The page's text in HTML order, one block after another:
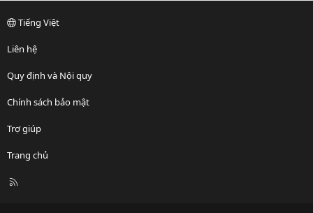
Tiếng Việt
Liên hệ
Quy định và Nội quy
Chính sách bảo mật
Trợ giúp
Trang chủ
R